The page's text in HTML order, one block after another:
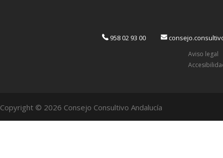
958 02 93 00
Aviso legal
Copyright © 2026 Consejo Consultivo Andalucía